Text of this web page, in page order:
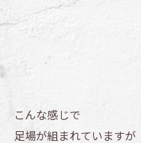
こんな感じで
足場が組まれていますが